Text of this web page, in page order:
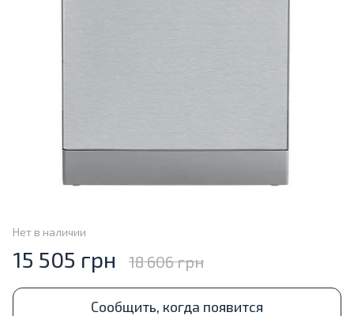
Нет в наличии
15 505 грн 18 606 грн
Сообщить, когда появится